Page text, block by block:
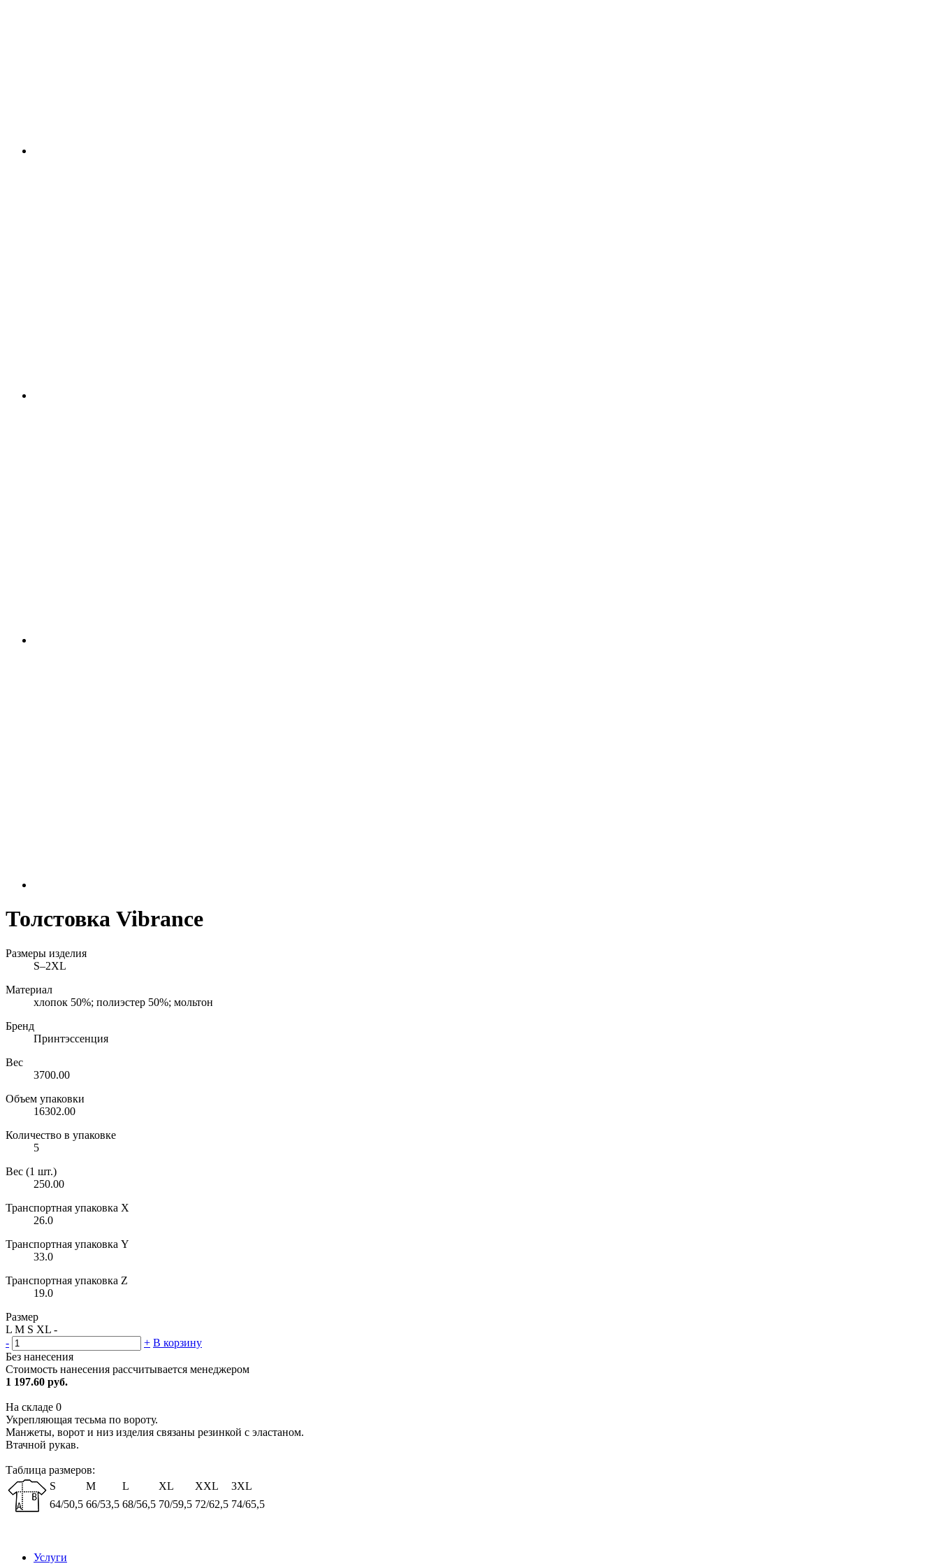
Толстовка Vibrance
Размеры изделия
S–2XL
Материал
хлопок 50%; полиэстер 50%; мольтон
Бренд
Принтэссенция
Вес
3700.00
Объем упаковки
16302.00
Количество в упаковке
5
Вес (1 шт.)
250.00
Транспортная упаковка X
26.0
Транспортная упаковка Y
33.0
Транспортная упаковка Z
19.0
Размер
L M S XL -
-
+ В корзину
Без нанесения
Стоимость нанесения рассчитывается менеджером
1 197.60 руб.
На складе 0
Укрепляющая тесьма по вороту.
Манжеты, ворот и низ изделия связаны резинкой с эластаном.
Втачной рукав.
Таблица размеров:
S
M L XL XXL
3XL
64/50,5 66/53,5 68/56,5 70/59,5 72/62,5 74/65,5
Услуги